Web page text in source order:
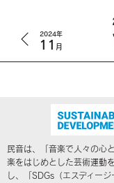
2024年
11 月
民音は、「音楽で人々の心
楽をはじめとした芸術運動
し、「SDGs（エスディー